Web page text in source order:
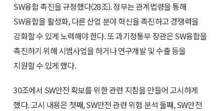
SW융합 촉진을 규정했다(28조). 정부는 관계법령을 통해
SW융합을 활성화, 다른 산업 분야 혁신을 촉진하고 경쟁력을
강화할 수 있게 노력해야 한다. 또 과기정통부 장관은 SW융합을
촉진하기 위해 시범사업을 하거나 연구개발 및 수출 등을
지원할 수 있게 했다.
30조에서 SW안전 확보를 위한 관련 지침을 만들어 고시하게
했다. 고시 내용은 첫째, SW안전 관련 위험 분석 둘째, SW안전